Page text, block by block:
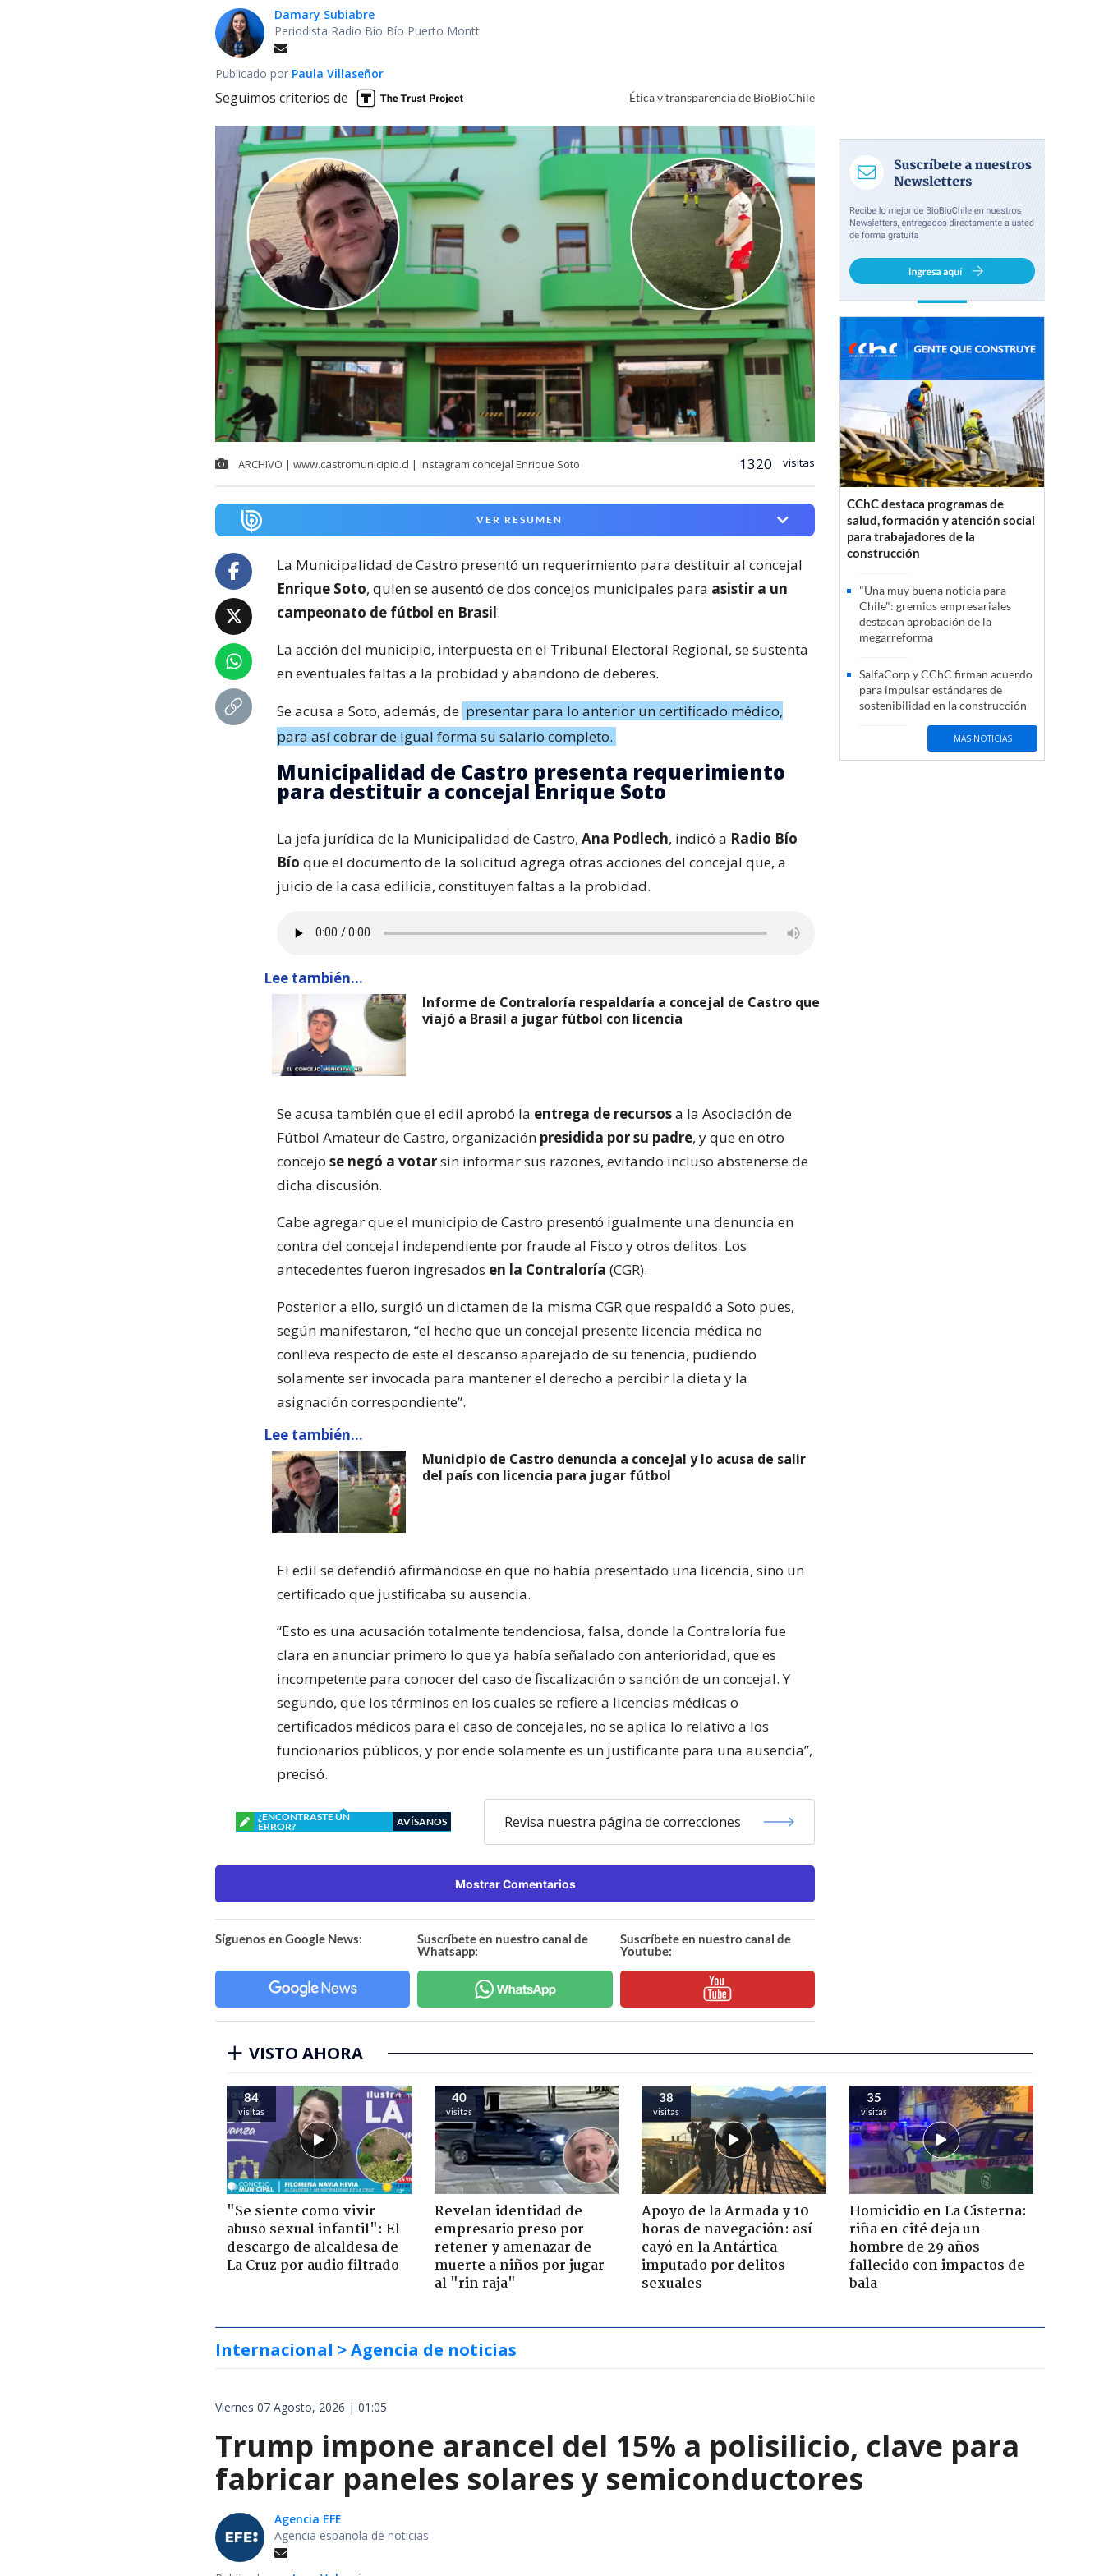
Damary Subiabre
Periodista Radio Bío Bío Puerto Montt
Publicado por Paula Villaseñor
Seguimos criterios de Ética y transparencia de BioBioChile
ARCHIVO | www.castromunicipio.cl | Instagram concejal Enrique Soto 1320 visitas
VER RESUMEN
La Municipalidad de Castro presentó un requerimiento para destituir al concejal
Enrique Soto, quien se ausentó de dos concejos municipales para asistir a un
campeonato de fútbol en Brasil.
La acción del municipio, interpuesta en el Tribunal Electoral Regional, se sustenta
en eventuales faltas a la probidad y abandono de deberes.
Se acusa a Soto, además, de presentar para lo anterior un certificado médico,
para así cobrar de igual forma su salario completo.
Municipalidad de Castro presenta requerimiento
para destituir a concejal Enrique Soto
La jefa jurídica de la Municipalidad de Castro, Ana Podlech, indicó a Radio Bío
Bío que el documento de la solicitud agrega otras acciones del concejal que, a
juicio de la casa edilicia, constituyen faltas a la probidad.
Lee también...
Informe de Contraloría respaldaría a concejal de Castro que
viajó a Brasil a jugar fútbol con licencia
Se acusa también que el edil aprobó la entrega de recursosa la Asociación de
Fútbol Amateur de Castro, organización presidida por su padre, y que en otro
concejo se negó a votarsin informar sus razones, evitando incluso abstenerse de
dicha discusión.
Cabe agregar que el municipio de Castro presentó igualmente una denuncia en
contra del concejal independiente por fraude al Fisco y otros delitos. Los
antecedentes fueron ingresados en la Contraloría (CGR).
Posterior a ello, surgió un dictamen de la misma CGR que respaldó a Soto pues,
según manifestaron, “el hecho que un concejal presente licencia médica no
conlleva respecto de este el descanso aparejado de su tenencia, pudiendo
solamente ser invocada para mantener el derecho a percibir la dieta y la
asignación correspondiente”.
Lee también...
Municipio de Castro denuncia a concejal y lo acusa de salir
del país con licencia para jugar fútbol
El edil se defendió afirmándose en que no había presentado una licencia, sino un
certificado que justificaba su ausencia.
“Esto es una acusación totalmente tendenciosa, falsa, donde la Contraloría fue
clara en anunciar primero lo que ya había señalado con anterioridad, que es
incompetente para conocer del caso de fiscalización o sanción de un concejal. Y
segundo, que los términos en los cuales se refiere a licencias médicas o
certificados médicos para el caso de concejales, no se aplica lo relativo a los
funcionarios públicos, y por ende solamente es un justificante para una ausencia”,
precisó.
¿ENCONTRASTE UN
ERROR?
AVÍSANOS Revisa nuestra página de correcciones
Mostrar Comentarios
Síguenos en Google News:
Suscríbete en nuestro canal de
Whatsapp:
Suscríbete en nuestro canal de
Youtube:
CChC destaca programas de
salud, formación y atención social
para trabajadores de la
construcción
"Una muy buena noticia para
Chile": gremios empresariales
destacan aprobación de la
megarreforma
SalfaCorp y CChC firman acuerdo
para impulsar estándares de
sostenibilidad en la construcción
MÁS NOTICIAS
VISTO AHORA
84
visitas
"Se siente como vivir
abuso sexual infantil": El
descargo de alcaldesa de
La Cruz por audio filtrado
40
visitas
Revelan identidad de
empresario preso por
retener y amenazar de
muerte a niños por jugar
al "rin raja"
38
visitas
Apoyo de la Armada y 10
horas de navegación: así
cayó en la Antártica
imputado por delitos
sexuales
35
visitas
Homicidio en La Cisterna:
riña en cité deja un
hombre de 29 años
fallecido con impactos de
bala
Internacional > Agencia de noticias
Viernes 07 Agosto, 2026 | 01:05
Trump impone arancel del 15% a polisilicio, clave para
fabricar paneles solares y semiconductores
Agencia EFE
Agencia española de noticias